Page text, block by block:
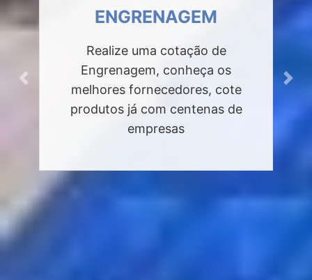
ENGRENAGEM
Realize uma cotação de
Engrenagem, conheça os
melhores fornecedores, cote
produtos já com centenas de
empresas
Previous Next